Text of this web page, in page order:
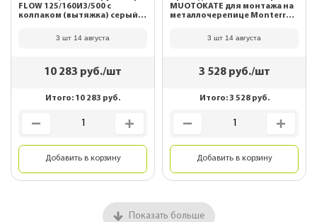
FLOW 125/160ИЗ/500 с
колпаком (вытяжка) серый
3 шт 14 августа
10 283 руб./шт
Итого: 10 283 руб.
Добавить в корзину
MUOTOKATE для монтажа на
металлочерепице Monterrey
3 шт 14 августа
3 528руб./шт
Итого:3 528руб.
Добавить в корзину
Показать больше